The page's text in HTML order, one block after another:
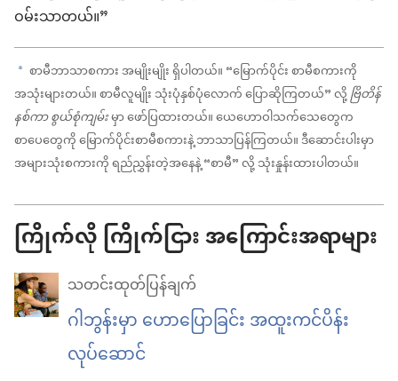
ဝမ်းသာတယ်။”
a စာမီဘာသာစကား အမျိုးမျိုး ရှိပါတယ်။ “မြောက်ပိုင်း စာမီစကားကို
အသုံးများတယ်။ စာမီလူမျိုး သုံးပုံနှစ်ပုံလောက် ပြောဆိုကြတယ်” လို့ဗြိတိန်
နစ်ကာ စွယ်စုံကျမ်းမှာ ဖော်ပြထားတယ်။ ယေဟောဝါသက်သေတွေက
စာပေတွေကို မြောက်ပိုင်းစာမီစကားနဲ့ ဘာသာပြန်ကြတယ်။ ဒီဆောင်းပါးမှာ
အများသုံးစကားကို ရည်ညွှန်းတဲ့အနေနဲ့ “စာမီ” လို့ သုံးနှုန်းထားပါတယ်။
ကြိုက်လို ကြိုက်ငြား အကြောင်းအရာများ
သတင်းထုတ်ပြန်ချက်
ဂါဘွန်းမှာ ဟောပြောခြင်း အထူးကင်ပိန်း
လုပ်ဆောင်